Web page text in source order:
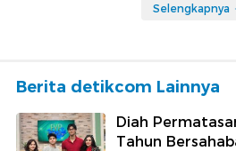
Selengkapnya
Berita detikcom Lainnya
Diah
Tahun